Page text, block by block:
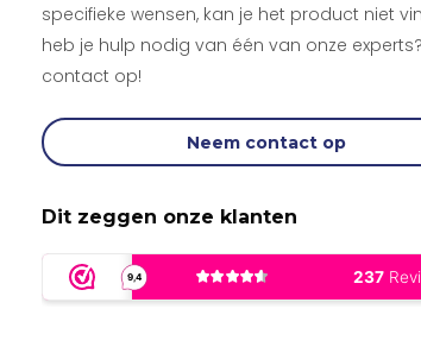
specifieke wensen, kan je het product niet
heb je hulp nodig van één van onze
contact op!
Neem contact op
Dit zeggen onze klanten